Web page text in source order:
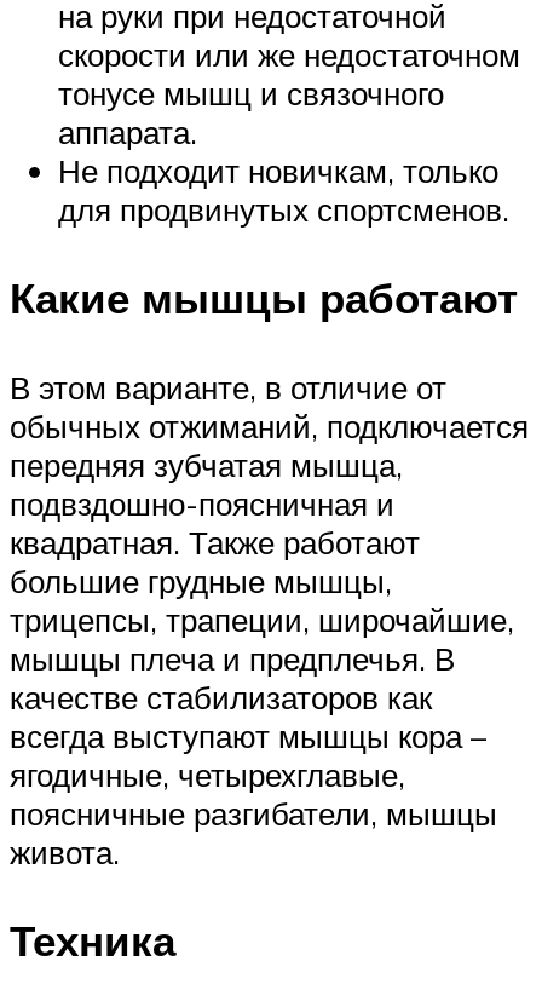
на руки при недостаточной
скорости или же недостаточном
тонусе мышц и связочного
аппарата.
Не подходит новичкам, только
для продвинутых спортсменов.
Какие мышцы работают
В этом варианте, в отличие от
обычных отжиманий, подключается
передняя зубчатая мышца,
подвздошно-поясничная и
квадратная. Также работают
большие грудные мышцы,
трицепсы, трапеции, широчайшие,
мышцы плеча и предплечья. В
качестве стабилизаторов как
всегда выступают мышцы кора –
ягодичные, четырехглавые,
поясничные разгибатели, мышцы
живота.
Техника